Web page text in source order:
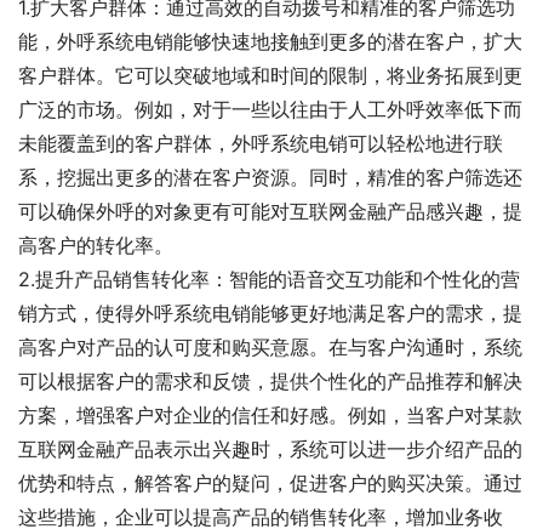
1.扩大客户群体：通过高效的自动拨号和精准的客户筛选功
能，外呼系统电销能够快速地接触到更多的潜在客户，扩大
客户群体。它可以突破地域和时间的限制，将业务拓展到更
广泛的市场。例如，对于一些以往由于人工外呼效率低下而
未能覆盖到的客户群体，外呼系统电销可以轻松地进行联
系，挖掘出更多的潜在客户资源。同时，精准的客户筛选还
可以确保外呼的对象更有可能对互联网金融产品感兴趣，提
高客户的转化率。
2.提升产品销售转化率：智能的语音交互功能和个性化的营
销方式，使得外呼系统电销能够更好地满足客户的需求，提
高客户对产品的认可度和购买意愿。在与客户沟通时，系统
可以根据客户的需求和反馈，提供个性化的产品推荐和解决
方案，增强客户对企业的信任和好感。例如，当客户对某款
互联网金融产品表示出兴趣时，系统可以进一步介绍产品的
优势和特点，解答客户的疑问，促进客户的购买决策。通过
这些措施，企业可以提高产品的销售转化率，增加业务收